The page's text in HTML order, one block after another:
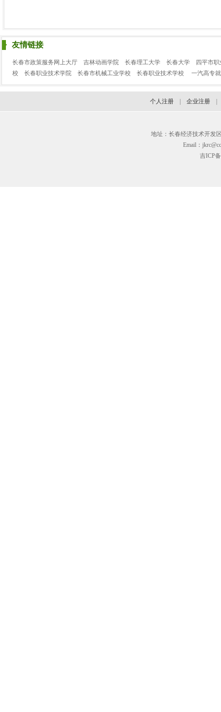
友情链接
长春市政策服务网上大厅 吉林动画学院 长春理工大学 长春大学
四平市
校
长春职业技术学院 长春市机械工业学校 长春职业技术学校 一汽高专
个人注册 企业注册
地址：长春经济技术开发
Email：
吉ICP